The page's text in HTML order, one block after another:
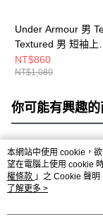
Under Armour 男
Textured 男 短袖上衣
1382796-023
NT$860
NT$1,080
你可能有興趣的
熱門標籤
本網站中使用 cookie，
望在電腦上使用 cookie
權條款 」之 Cookie 聲
用條款之 Cookie 聲明使
了解更多 >